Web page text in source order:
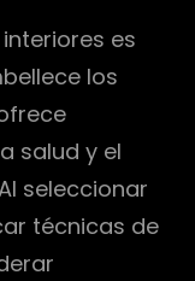
es
los
salud y el
seleccionar
técnicas de